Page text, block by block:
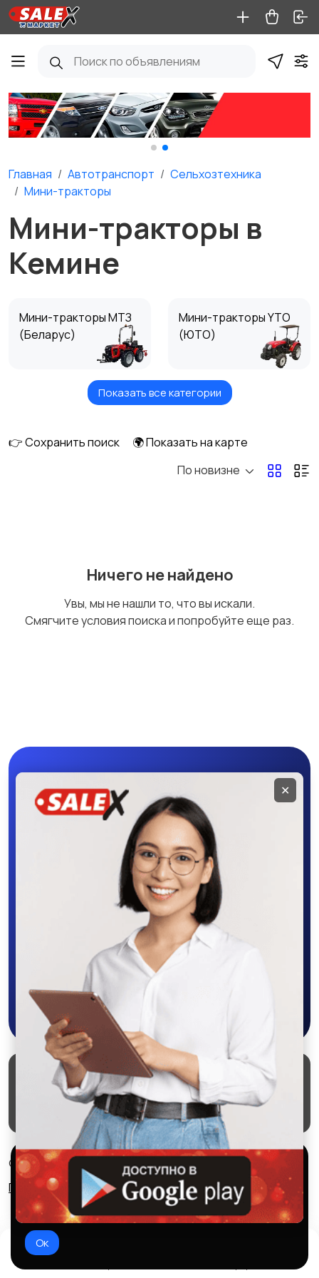
Главная Автотранспорт
Сельхозтехника
Мини-тракторы
Мини-тракторы в
Кемине
Мини-тракторы МТЗ
(Беларус)
Мини-тракторы YTO
(ЮТО)
Мини-тракторы
Мини-тракторы Iseki
Honda
Показать все категории
👉 Сохранить поиск
🌍 Показать на карте
По новизне
Ничего не найдено
Увы, мы не нашли то, что вы искали.
Смягчите условия поиска и попробуйте еще раз.
Мобильное
приложение
Скачайте приложение в Google Play –
крутите колесо фортуны, выигрывайте
бонусы, удобно ищите и размещайте
объявления - все это в нашем мобильном
приложении SALEX!
Скачать в Google Play
Маркеты Блог
О проекте
Служба поддержки
Удаление аккаунта
Партнерка
© 2026 SALEX МАРКЕТ
Правила сервиса
Конфиденциальность
Используем куки и рекомендательные
технологии
Это чтобы сайт работал лучше. Оставаясь с нами, вы
соглашаетесь на использование файлов куки.
Ок
✕